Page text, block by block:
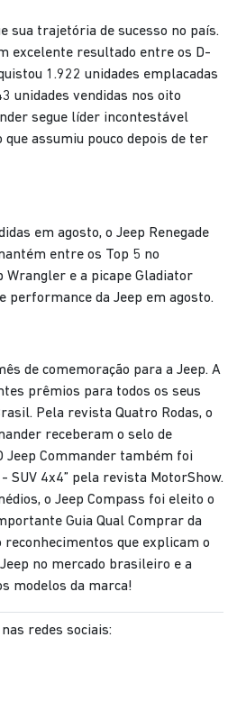
sua trajetória de sucesso no país.
excelente resultado entre os D-
1.922 unidades emplacadas
unidades vendidas nos oito
segue líder incontestável
que assumiu pouco depois de ter
em agosto, o Jeep Renegade
entre os Top 5 no
Wrangler e a picape Gladiator
performance da Jeep em agosto.
de comemoração para a Jeep. A
prêmios para todos os seus
Pela revista Quatro Rodas, o
receberam o selo de
Jeep Commander também foi
SUV 4x4” pela revista MotorShow.
o Jeep Compass foi eleito o
Guia Qual Comprar da
que explicam o
no mercado brasileiro e a
modelos da marca!
redes sociais: